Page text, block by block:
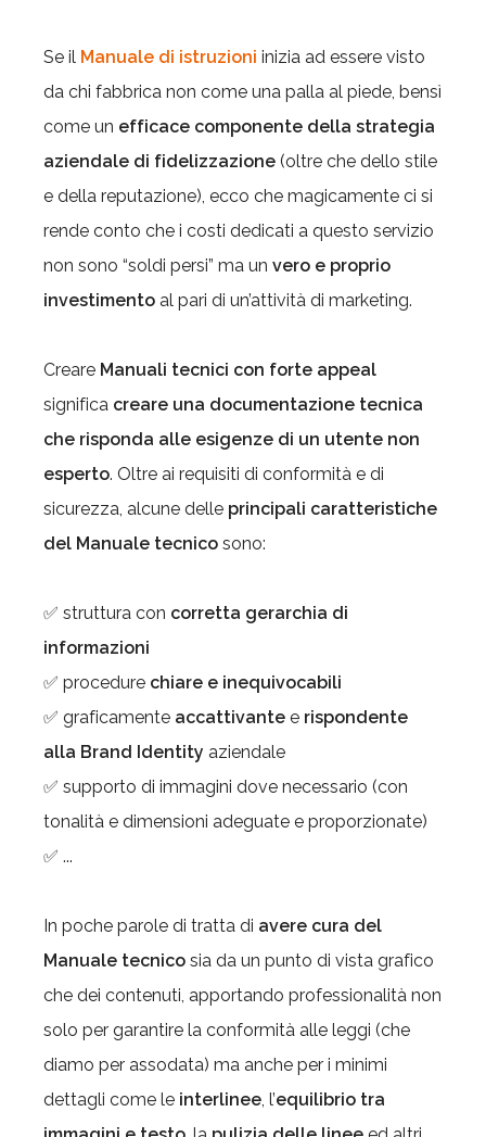
Se il Manuale di istruzioni inizia ad essere visto
da chi fabbrica non come una palla al piede, bensì
come un efficace componente della strategia
aziendale di fidelizzazione (oltre che dello stile
e della reputazione), ecco che magicamente ci si
rende conto che i costi dedicati a questo servizio
non sono “soldi persi” ma un vero e proprio
investimento al pari di un’attività di marketing.
Creare Manuali tecnici con forte appeal
significa creare una documentazione tecnica
che risponda alle esigenze di un utente non
esperto. Oltre ai requisiti di conformità e di
sicurezza, alcune delle principali caratteristiche
del Manuale tecnico sono:
✅ struttura con corretta gerarchia di
informazioni
✅ procedure chiare e inequivocabili
✅ graficamente accattivante e rispondente
alla Brand Identity aziendale
✅ supporto di immagini dove necessario (con
tonalità e dimensioni adeguate e proporzionate)
✅ ...
In poche parole di tratta di avere cura del
Manuale tecnico sia da un punto di vista grafico
che dei contenuti, apportando professionalità non
solo per garantire la conformità alle leggi (che
diamo per assodata) ma anche per i minimi
dettagli come le interlinee, l’equilibrio tra